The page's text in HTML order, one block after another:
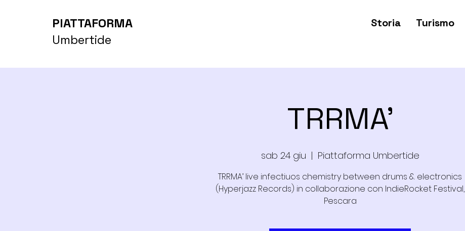
PIATTAFORMA
Umbertide
Storia Turismo
TRRMA'
sab 24 giu
  |
Piattaforma Umbertide
TRRMA’ live infectiuos chemistry between drums & electronics
(Hyperjazz Records) in collaborazione con IndieRocket Festival,
Pescara